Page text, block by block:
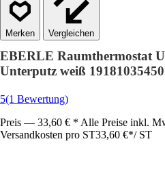
Vergleichen
EBERLE Raumthermostat
Unterputz weiß
5(1 Bewertung)
Preis — 33,60 € * Alle Preise inkl.
Versandkosten pro ST33,60 €*/ ST